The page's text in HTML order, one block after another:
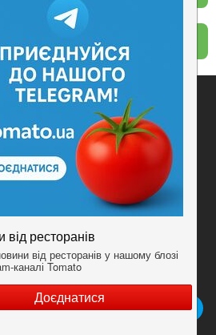
Google Play
Рецепт дня
Новости
Анонсы
Мобильное приложение
Условия